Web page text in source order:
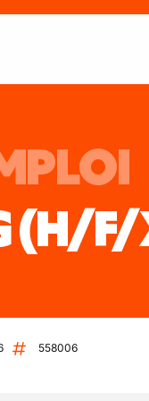
(H/
558006